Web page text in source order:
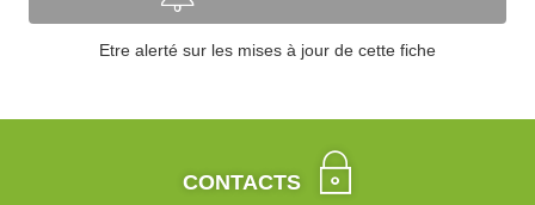
Etre alerté sur les mises à jour de cette fiche
CONTACTS